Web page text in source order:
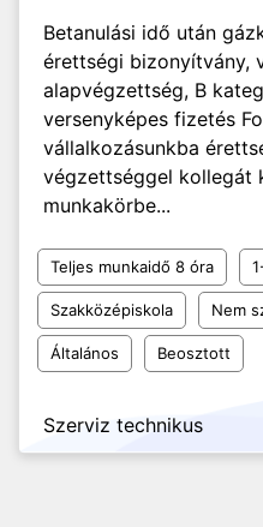
Betanulási idő után
érettségi bizonyítvány,
alapvégzettség, B
versenyképes fizetés
vállalkozásunkba
végzettséggel kollegát
munkakörbe...
Teljes munkaidő 8 óra
Szakközépiskola Nem
Általános Beosztott
Szerviz technikus